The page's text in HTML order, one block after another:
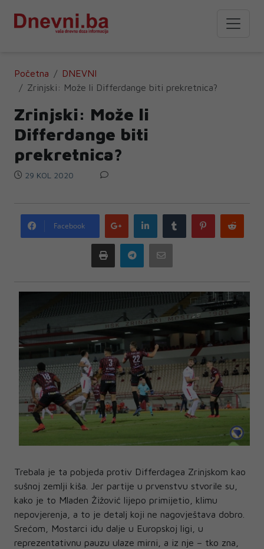
Početna
DNEVNI
Zrinjski: Može li Differdange biti prekretnica?
Zrinjski: Može li
Differdange biti
prekretnica?
29 KOL 2020
Facebook
Google
plus
LinkedIn Tumblr Pinterest
Print Telegram
Trebala je ta pobjeda protiv Differdagea Zrinjskom kao
sušnoj zemlji kiša. Jer partije u prvenstvu stvorile su,
kako je to Mladen Žižović lijepo primijetio, klimu
nepovjerenja, a to je detalj koji ne nagovještava dobro.
Srećom, Mostarci idu dalje u Europskoj ligi, u
reprezentativnu pauzu ulaze mirni, a iz nje – tko zna,